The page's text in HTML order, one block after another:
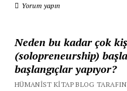
Yorum yapın
Neden bu kadar çok
(solopreneurship)
başlangıçlar yapıyor?
HÜMANIST KITAP BLOG